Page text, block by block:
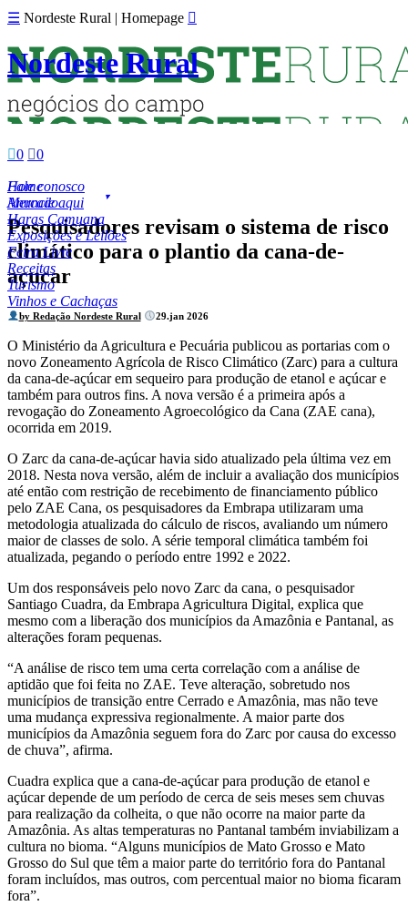
☰ Nordeste Rural | Homepage 
Nordeste Rural
0 0
Fale conosco
Anuncie aqui
Home
Mercado
Haras Camuana
Exposições e Leilões
Feira Livre
Receitas
Turismo
Vinhos e Cachaças
Pesquisadores revisam o sistema de risco
climático para o plantio da cana-de-
açucar
by Redação Nordeste Rural 29.jan 2026
O Ministério da Agricultura e Pecuária publicou as portarias com o
novo Zoneamento Agrícola de Risco Climático (Zarc) para a cultura
da cana-de-açúcar em sequeiro para produção de etanol e açúcar e
também para outros fins. A nova versão é a primeira após a
revogação do Zoneamento Agroecológico da Cana (ZAE cana),
ocorrida em 2019.
O Zarc da cana-de-açúcar havia sido atualizado pela última vez em
2018. Nesta nova versão, além de incluir a avaliação dos municípios
até então com restrição de recebimento de financiamento público
pelo ZAE Cana, os pesquisadores da Embrapa utilizaram uma
metodologia atualizada do cálculo de riscos, avaliando um número
maior de classes de solo. A série temporal climática também foi
atualizada, pegando o período entre 1992 e 2022.
Um dos responsáveis pelo novo Zarc da cana, o pesquisador
Santiago Cuadra, da Embrapa Agricultura Digital, explica que
mesmo com a liberação dos municípios da Amazônia e Pantanal, as
alterações foram pequenas.
“A análise de risco tem uma certa correlação com a análise de
aptidão que foi feita no ZAE. Teve alteração, sobretudo nos
municípios de transição entre Cerrado e Amazônia, mas não teve
uma mudança expressiva regionalmente. A maior parte dos
municípios da Amazônia seguem fora do Zarc por causa do excesso
de chuva”, afirma.
Cuadra explica que a cana-de-açúcar para produção de etanol e
açúcar depende de um período de cerca de seis meses sem chuvas
para realização da colheita, o que não ocorre na maior parte da
Amazônia. As altas temperaturas no Pantanal também inviabilizam a
cultura no bioma. “Alguns municípios de Mato Grosso e Mato
Grosso do Sul que têm a maior parte do território fora do Pantanal
foram incluídos, mas outros, com percentual maior no bioma ficaram
fora”.